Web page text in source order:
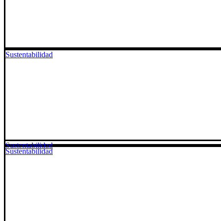
Sustentabilidad
Sustentabilidad
Sustentabilidad